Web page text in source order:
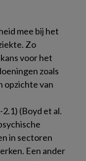
mee bij het
Zo
voor het
zoals
opzichte van
(Boyd et al.
in sectoren
Een ander